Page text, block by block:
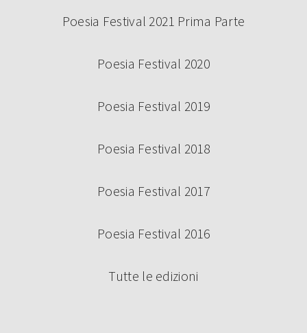
Poesia Festival 2021 Prima Parte
Poesia Festival 2020
Poesia Festival 2019
Poesia Festival 2018
Poesia Festival 2017
Poesia Festival 2016
Tutte le edizioni